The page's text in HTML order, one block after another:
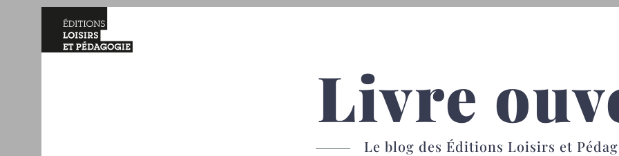
Livre
Le blog des Éditions Loisirs et